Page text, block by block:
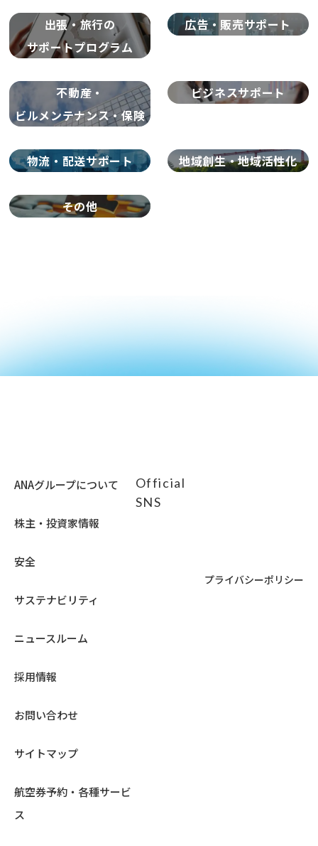
出張・旅行の
サポートプログラム
広告・ 販売サポート
不動産・
ビルメンテナンス・保険
ビジネスサポート
物流・ 配送サポート 地域創生・地域活性化
その他
ANAグループについて
株主・投資家情報
安全
サステナビリティ
ニュースルーム
採用情報
お問い合わせ
サイトマップ
航空券予約・各種サービ
ス
Official
SNS
プライバシーポリシー